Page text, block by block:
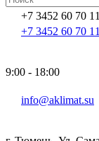
+7 3452 60 70 11
+7 3452 60 70 11
9:00 - 18:00
info@aklimat.su